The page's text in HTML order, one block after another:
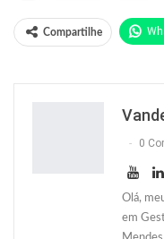
Compartilhe
0
Olá,
em